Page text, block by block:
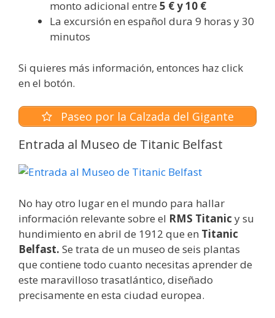
monto adicional entre 5 € y 10 €
La excursión en español dura 9 horas y 30
minutos
Si quieres más información, entonces haz click
en el botón.
Paseo por la Calzada del Gigante
Entrada al Museo de Titanic Belfast
No hay otro lugar en el mundo para hallar
información relevante sobre el RMS Titanic y su
hundimiento en abril de 1912 que en Titanic
Belfast. Se trata de un museo de seis plantas
que contiene todo cuanto necesitas aprender de
este maravilloso trasatlántico, diseñado
precisamente en esta ciudad europea.